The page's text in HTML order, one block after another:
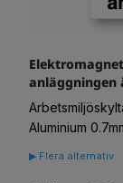
anläggningen
Aluminium
▶ Flera alternativ